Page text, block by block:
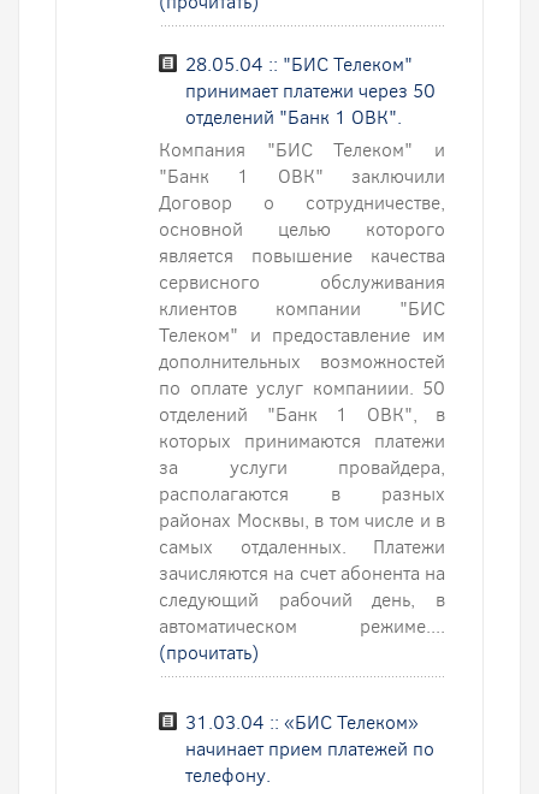
28.05.04 :: "БИС Телеком"
принимает платежи через 50
отделений "Банк 1 ОВК".
Компания "БИС Телеком" и
"Банк 1 ОВК" заключили
Договор о сотрудничестве,
основной целью которого
является повышение качества
сервисного обслуживания
клиентов компании "БИС
Телеком" и предоставление им
дополнительных возможностей
по оплате услуг компаниии. 50
отделений "Банк 1 ОВК", в
которых принимаются платежи
за услуги провайдера,
располагаются в разных
районах Москвы, в том числе и в
самых отдаленных. Платежи
зачисляются на счет абонента на
следующий рабочий день, в
автоматическом режиме....
(прочитать)
31.03.04 :: «БИС Телеком»
начинает прием платежей по
телефону.